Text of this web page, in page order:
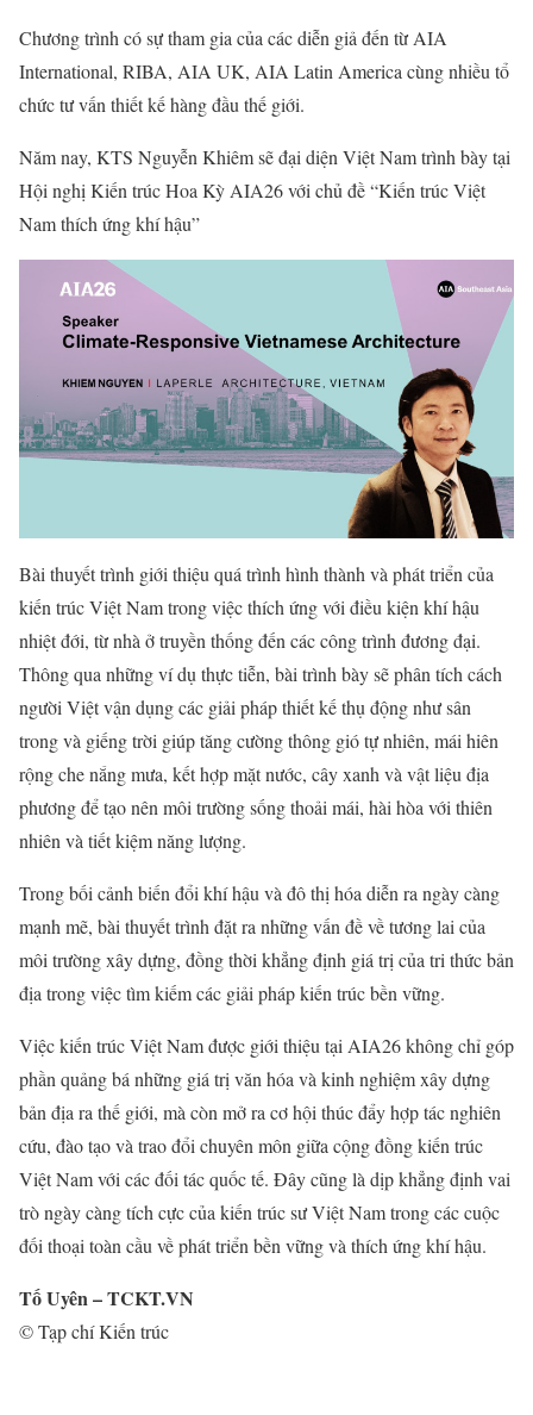
Chương trình có sự tham gia của các diễn giả đến từ AIA
International, RIBA, AIA UK, AIA Latin America cùng nhiều tổ
chức tư vấn thiết kế hàng đầu thế giới.
Năm nay, KTS Nguyễn Khiêm sẽ đại diện Việt Nam trình bày tại
Hội nghị Kiến trúc Hoa Kỳ AIA26 với chủ đề “Kiến trúc Việt
Nam thích ứng khí hậu”
Bài thuyết trình giới thiệu quá trình hình thành và phát triển của
kiến trúc Việt Nam trong việc thích ứng với điều kiện khí hậu
nhiệt đới, từ nhà ở truyền thống đến các công trình đương đại.
Thông qua những ví dụ thực tiễn, bài trình bày sẽ phân tích cách
người Việt vận dụng các giải pháp thiết kế thụ động như sân
trong và giếng trời giúp tăng cường thông gió tự nhiên, mái hiên
rộng che nắng mưa, kết hợp mặt nước, cây xanh và vật liệu địa
phương để tạo nên môi trường sống thoải mái, hài hòa với thiên
nhiên và tiết kiệm năng lượng.
Trong bối cảnh biến đổi khí hậu và đô thị hóa diễn ra ngày càng
mạnh mẽ, bài thuyết trình đặt ra những vấn đề về tương lai của
môi trường xây dựng, đồng thời khẳng định giá trị của tri thức bản
địa trong việc tìm kiếm các giải pháp kiến trúc bền vững.
Việc kiến trúc Việt Nam được giới thiệu tại AIA26 không chỉ góp
phần quảng bá những giá trị văn hóa và kinh nghiệm xây dựng
bản địa ra thế giới, mà còn mở ra cơ hội thúc đẩy hợp tác nghiên
cứu, đào tạo và trao đổi chuyên môn giữa cộng đồng kiến trúc
Việt Nam với các đối tác quốc tế. Đây cũng là dịp khẳng định vai
trò ngày càng tích cực của kiến trúc sư Việt Nam trong các cuộc
đối thoại toàn cầu về phát triển bền vững và thích ứng khí hậu.
Tố Uyên – TCKT.VN
© Tạp chí Kiến trúc